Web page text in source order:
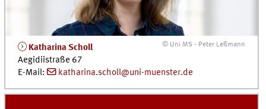
© Uni MS - Peter Leßmann
Katharina Scholl
Aegidiistraße 67
E-Mail:
katharina.scholl@uni-muenster.de